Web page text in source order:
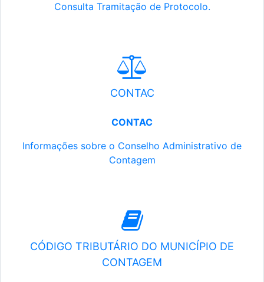
Consulta Tramitação de Protocolo.
CONTAC
CONTAC
Informações sobre o Conselho Administrativo de
Contagem
CÓDIGO TRIBUTÁRIO DO MUNICÍPIO DE
CONTAGEM